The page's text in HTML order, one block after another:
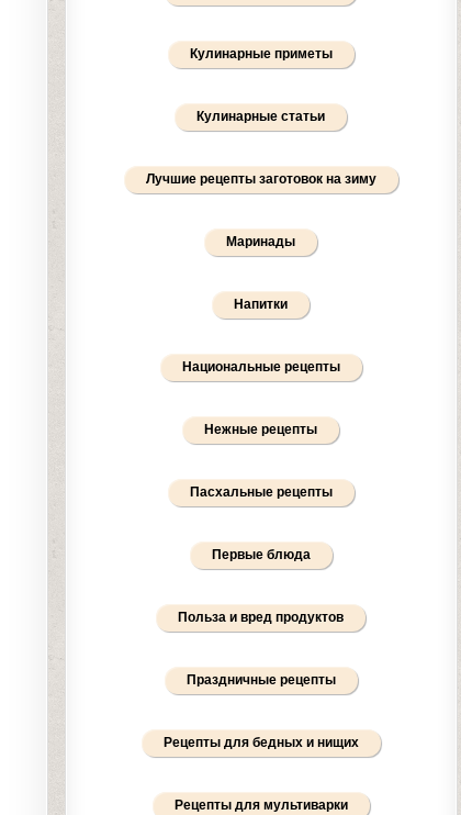
Кулинарные приметы
Кулинарные статьи
Лучшие рецепты заготовок на зиму
Маринады
Напитки
Национальные рецепты
Нежные рецепты
Пасхальные рецепты
Первые блюда
Польза и вред продуктов
Праздничные рецепты
Рецепты для бедных и нищих
Рецепты для мультиварки